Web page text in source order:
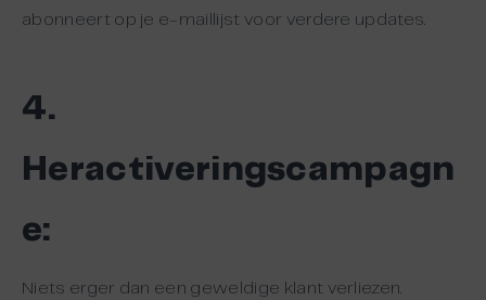
abonneert op je e-maillijst voor verdere updates.
4.
Heractiveringscampagn
e:
Niets erger dan een geweldige klant verliezen.